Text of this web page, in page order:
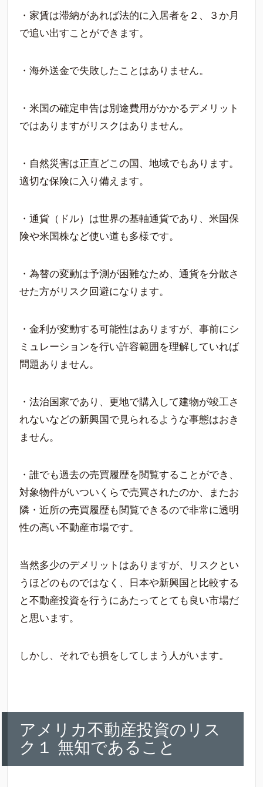
・家賃は滞納があれば法的に入居者を２、３か月
で追い出すことができます。
・海外送金で失敗したことはありません。
・米国の確定申告は別途費用がかかるデメリット
ではありますがリスクはありません。
・自然災害は正直どこの国、地域でもあります。
適切な保険に入り備えます。
・通貨（ドル）は世界の基軸通貨であり、米国保
険や米国株など使い道も多様です。
・為替の変動は予測が困難なため、通貨を分散さ
せた方がリスク回避になります。
・金利が変動する可能性はありますが、事前にシ
ミュレーションを行い許容範囲を理解していれば
問題ありません。
・法治国家であり、更地で購入して建物が竣工さ
れないなどの新興国で見られるような事態はおき
ません。
・誰でも過去の売買履歴を閲覧することができ、
対象物件がいついくらで売買されたのか、またお
隣・近所の売買履歴も閲覧できるので非常に透明
性の高い不動産市場です。
当然多少のデメリットはありますが、リスクとい
うほどのものではなく、日本や新興国と比較する
と不動産投資を行うにあたってとても良い市場だ
と思います。
しかし、それでも損をしてしまう人がいます。
アメリカ不動産投資のリス
ク１ 無知であること